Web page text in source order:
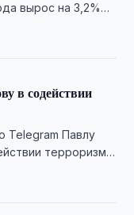
вырос на 3,2%
в содействии
Telegram Павлу
терроризму